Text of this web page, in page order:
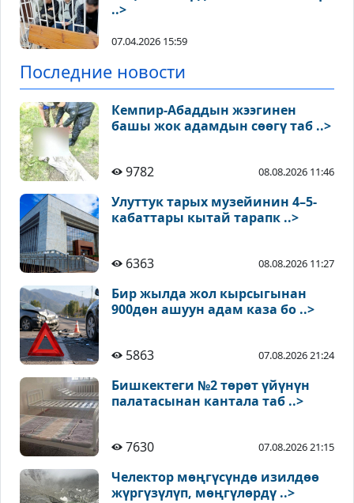
..>
07.04.2026 15:59
Последние новости
Кемпир-Абаддын жээгинен
башы жок адамдын сөөгү таб ..>
9782 08.08.2026 11:46
Улуттук тарых музейинин 4–5-
кабаттары кытай тарапк ..>
6363 08.08.2026 11:27
Бир жылда жол кырсыгынан
900дөн ашуун адам каза бо ..>
5863 07.08.2026 21:24
Бишкектеги №2 төрөт үйүнүн
палатасынан кантала таб ..>
7630 07.08.2026 21:15
Челектор мөңгүсүндө изилдөө
жүргүзүлүп, мөңгүлөрдү ..>